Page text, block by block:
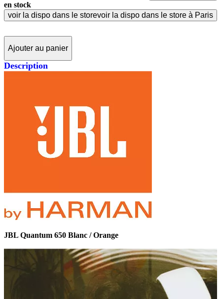
en stock
voir la dispo dans le storevoir la dispo dans le store à Paris
Ajouter au panier
Description
JBL Quantum 650 Blanc / Orange